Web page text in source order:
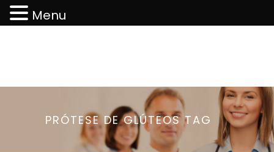
PRÓTESE DE GLÚTEOS TAG
Menu